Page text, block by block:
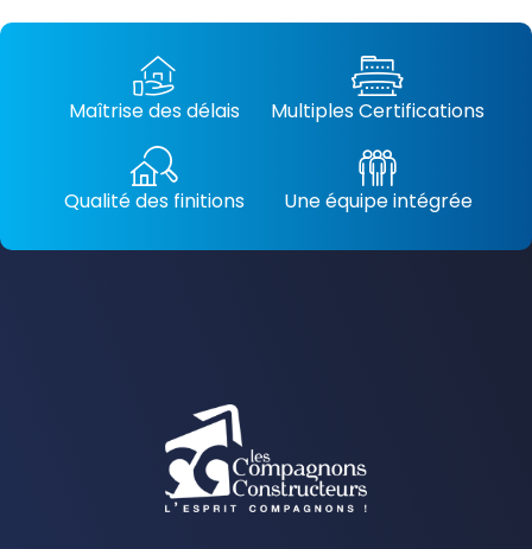
Maîtrise des délais Multiples Certifications
Qualité des finitions Une équipe intégrée